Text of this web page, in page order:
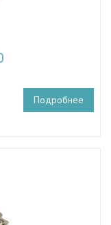
Подробнее